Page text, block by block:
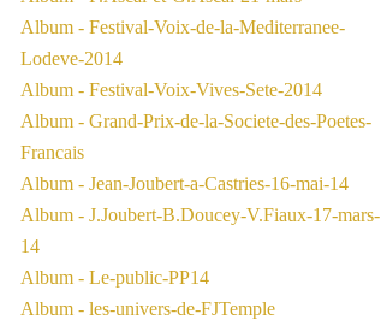
Album - Festival-Voix-de-la-Mediterranee-
Lodeve-2014
Album - Festival-Voix-Vives-Sete-2014
Album - Grand-Prix-de-la-Societe-des-Poetes-
Francais
Album - Jean-Joubert-a-Castries-16-mai-14
Album - J.Joubert-B.Doucey-V.Fiaux-17-mars-
14
Album - Le-public-PP14
Album - les-univers-de-FJTemple